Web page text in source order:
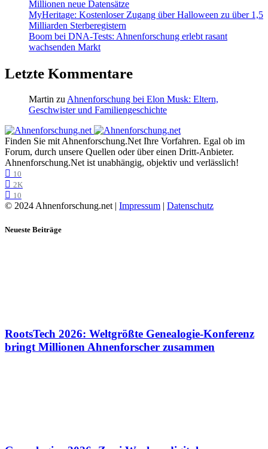
Millionen neue Datensätze
MyHeritage: Kostenloser Zugang über Halloween zu über 1,5
Milliarden Sterberegistern
Boom bei DNA-Tests: Ahnenforschung erlebt rasant
wachsenden Markt
Letzte Kommentare
Martin zuAhnenforschung bei Elon Musk: Eltern,
Geschwister und Familiengeschichte
Finden Sie mit Ahnenforschung.Net Ihre Vorfahren. Egal ob im
Forum, durch unsere Quellen oder über einen Dritt-Anbieter.
Ahnenforschung.Net ist unabhängig, objektiv und verlässlich!
10
2K
10
© 2024 Ahnenforschung.net | Impressum Datenschutz
Neueste Beiträge
RootsTech 2026: Weltgrößte Genealogie-Konferenz
bringt Millionen Ahnenforscher zusammen